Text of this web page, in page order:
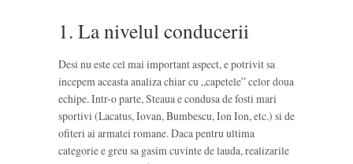
1. La nivelul conducerii
Desi nu este cel mai important aspect, e potrivit sa
incepem aceasta analiza chiar cu „capetele” celor doua
echipe. Intr-o parte, Steaua e condusa de fosti mari
sportivi (Lacatus, Iovan, Bumbescu, Ion Ion, etc.) si de
ofiteri ai armatei romane. Daca pentru ultima
categorie e greu sa gasim cuvinte de lauda, realizarile